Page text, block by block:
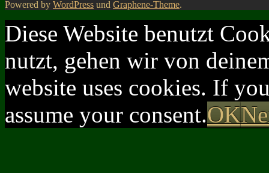
Powered by WordPress und Graphene-Theme.
Diese Website benutzt
nutzt, gehen wir von
website uses cookies. If
assume your consent.OK